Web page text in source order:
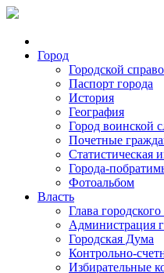
Город
Городской
Паспорт города
История
География
Город воинской
Почетные
Статистическая
Города-
Фотоальбом
Власть
Глава городского
Администрация
Городская Дума
Контрольно-
Избирательные